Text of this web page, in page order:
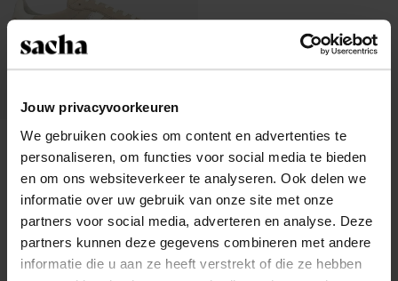
Jouw privacyvoorkeuren
We gebruiken cookies om content en advertenties te
personaliseren, om functies voor social media te bieden
en om ons websiteverkeer te analyseren. Ook delen we
informatie over uw gebruik van onze site met onze
partners voor social media, adverteren en analyse. Deze
partners kunnen deze gegevens combineren met andere
informatie die u aan ze heeft verstrekt of die ze hebben
Grijze suède sneakers met witte
details
40.00
Over Sacha